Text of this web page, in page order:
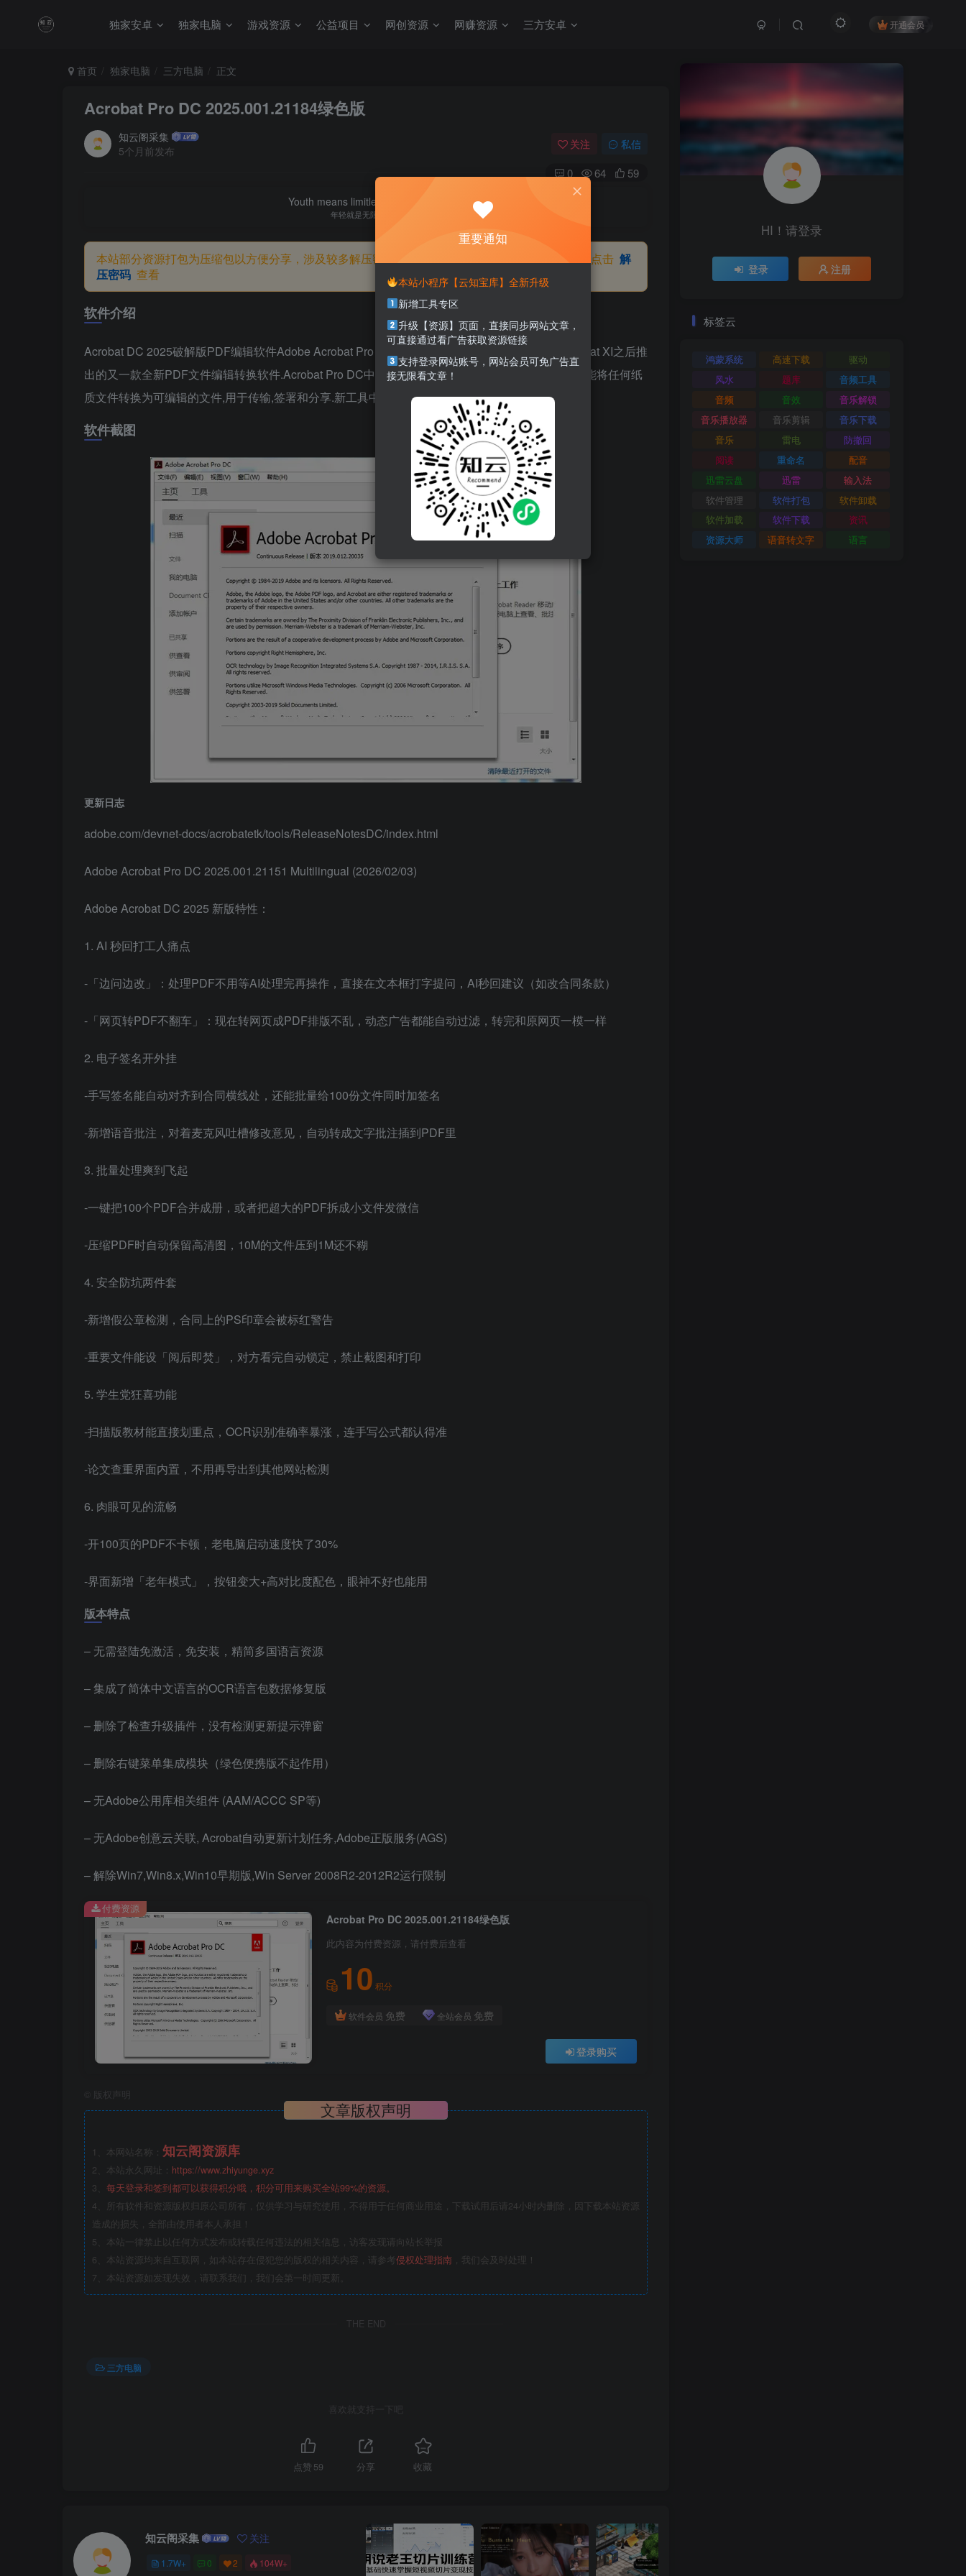
独家安卓 独家电脑 游戏资源 公益项目 网创资源 网赚资源 三方安卓 开通会员
首页 独家电脑 三方电脑 正文
Acrobat Pro DC 2025.001.21184绿色版
知云阁采集
5个月前发布
关注 私信
0 64 59
Youth means limitless possibilities.
年轻就是无限的可能
本站部分资源打包为压缩包以方便分享，涉及较多解压密码，如果你下载的资源需要解压密码，请点击 解
压密码 查看
软件介绍
Acrobat DC 2025破解版PDF编辑软件Adobe Acrobat Pro DC 2025绿色便携版是Adobe公司继Acrobat XI之后推
出的又一款全新PDF文件编辑转换软件.Acrobat Pro DC中文版配有直观触控式界面及强大的新功能,能将任何纸
质文件转换为可编辑的文件,用于传输,签署和分享.新工具中心能更简单迅速的访问常使用的工具.
软件截图
更新日志
adobe.com/devnet-docs/acrobatetk/tools/ReleaseNotesDC/index.html
Adobe Acrobat Pro DC 2025.001.21151 Multilingual (2026/02/03)
Adobe Acrobat DC 2025 新版特性：
1. AI 秒回打工人痛点
-「边问边改」：处理PDF不用等AI处理完再操作，直接在文本框打字提问，AI秒回建议（如改合同条款）
-「网页转PDF不翻车」：现在转网页成PDF排版不乱，动态广告都能自动过滤，转完和原网页一模一样
2. 电子签名开外挂
-手写签名能自动对齐到合同横线处，还能批量给100份文件同时加签名
-新增语音批注，对着麦克风吐槽修改意见，自动转成文字批注插到PDF里
3. 批量处理爽到飞起
-一键把100个PDF合并成册，或者把超大的PDF拆成小文件发微信
-压缩PDF时自动保留高清图，10M的文件压到1M还不糊
4. 安全防坑两件套
-新增假公章检测，合同上的PS印章会被标红警告
-重要文件能设「阅后即焚」，对方看完自动锁定，禁止截图和打印
5. 学生党狂喜功能
-扫描版教材能直接划重点，OCR识别准确率暴涨，连手写公式都认得准
-论文查重界面内置，不用再导出到其他网站检测
6. 肉眼可见的流畅
-开100页的PDF不卡顿，老电脑启动速度快了30%
-界面新增「老年模式」，按钮变大+高对比度配色，眼神不好也能用
版本特点
– 无需登陆免激活，免安装，精简多国语言资源
– 集成了简体中文语言的OCR语言包数据修复版
– 删除了检查升级插件，没有检测更新提示弹窗
– 删除右键菜单集成模块（绿色便携版不起作用）
– 无Adobe公用库相关组件 (AAM/ACCC SP等)
– 无Adobe创意云关联, Acrobat自动更新计划任务,Adobe正版服务(AGS)
– 解除Win7,Win8.x,Win10早期版,Win Server 2008R2-2012R2运行限制
Acrobat Pro DC 2025.001.21184绿色版
此内容为付费资源，请付费后查看
10 积分
软件会员 免费 全站会员 免费
登录购买
付费资源
版权声明
文章版权声明
1、本网站名称： 知云阁资源库
2、本站永久网址： https://www.zhiyunge.xyz
3、 每天登录和签到都可以获得积分哦，积分可用来购买全站99%的资源。
4、所有软件和资源版权归原公司所有，仅供学习与研究使用，不得用于任何商业用途，下载试用后请24小时内删除，因下载本站资源
造成的损失，全部由使用者本人承担！
5、本站一律禁止以任何方式发布或转载任何违法的相关信息，访客发现请向站长举报
6、本站资源均来自互联网，如本站存在侵犯您的版权的相关内容，请参考侵权处理指南 ，我们会及时处理！
7、本站资源如发现失效，请联系我们，我们会第一时间更新。
THE END
三方电脑
喜欢就支持一下吧
点赞 59 分享 收藏
知云阁采集 关注
1.7W+ 0 2 104W+
HI！请登录
登录 注册
标签云
鸿蒙系统 高速下载
驱动
风水
题库
音频工具
音频
音效
音乐解锁
音乐播放器
音乐剪辑
音乐下载
音乐
雷电
防撤回
阅读
重命名
配音
迅雷云盘
迅雷
输入法
软件管理
软件打包
软件卸载
软件加载
软件下载
资讯
资源大师
语音转文字 语言
重要通知
本站小程序【云知宝库】全新升级
新增工具专区
升级【资源】页面，直接同步网站文章，
可直接通过看广告获取资源链接
支持登录网站账号，网站会员可免广告直
接无限看文章！